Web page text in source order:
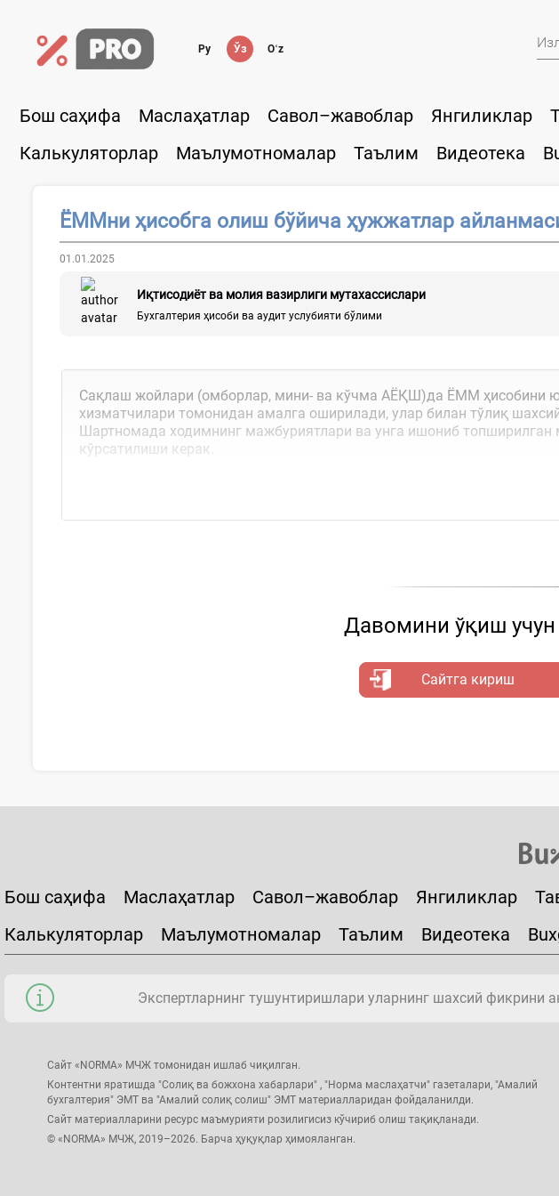
Ру Ўз Oʻz
Бош саҳифа Маслаҳатлар Савол–жавоблар Янгиликлар
Калькуляторлар
Маълумотномалар Таълим Видеотека
ЁММни ҳисобга олиш бўйича ҳужжатлар
01.01.2025
Иқтисодиёт ва молия вазирлиги мутахассислари
Бухгалтерия ҳисоби ва аудит услубияти бўлими
Сақлаш жойлари (омборлар, мини- ва кўчма АЁҚШ)да ЁММ ҳисобини
хизматчилари томонидан амалга оширилади, улар билан тўлиқ
Шартномада ходимнинг мажбуриятлари ва унга ишониб
кўрсатилиши керак.
Давомини ўқиш учун
Сайтга кириш
Бош саҳифа Маслаҳатлар Савол–жавоблар Янгиликлар
Калькуляторлар
Маълумотномалар Таълим Видеотека
Экспертларнинг тушунтиришлари уларнинг шахсий фикрини
Сайт «NORMA» МЧЖ томонидан ишлаб чиқилган.
Контентни яратишда "Солиқ ва божхона хабарлари" , "Норма маслаҳатчи" газеталари, "Амалий
бухгалтерия" ЭМТ ва "Амалий солиқ солиш" ЭМТ материалларидан фойдаланилди.
Сайт материалларини ресурс маъмурияти розилигисиз кўчириб олиш тақиқланади.
© «NORMA» МЧЖ, 2019–2026. Барча ҳуқуқлар ҳимояланган.